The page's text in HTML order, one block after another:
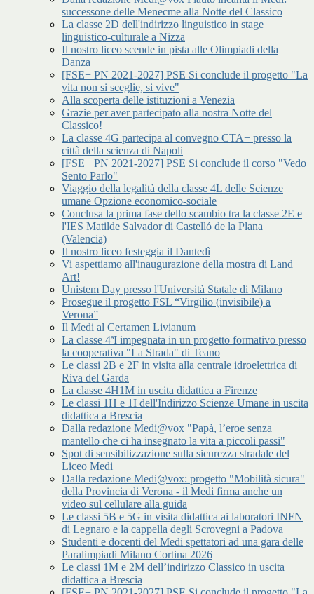
successone delle Menecme alla Notte del Classico
La classe 2D dell'indirizzo linguistico in stage
linguistico-culturale a Nizza
Il nostro liceo scende in pista alle Olimpiadi della
Danza
[FSE+ PN 2021-2027] PSE Si conclude il progetto "La
vita non si sceglie, si vive"
Alla scoperta delle istituzioni a Venezia
Grazie per aver partecipato alla nostra Notte del
Classico!
La classe 4G partecipa al convegno CTA+ presso la
città della scienza di Napoli
[FSE+ PN 2021-2027] PSE Si conclude il corso "Vedo
Sento Parlo"
Viaggio della legalità della classe 4L delle Scienze
umane Opzione economico-sociale
Conclusa la prima fase dello scambio tra la classe 2E e
l'IES Matilde Salvador di Castelló de la Plana
(Valencia)
Il nostro liceo festeggia il Dantedì
Vi aspettiamo all'inaugurazione della mostra di Land
Art!
Unistem Day presso l'Università Statale di Milano
Prosegue il progetto FSL “Virgilio (invisibile) a
Verona”
Il Medi al Certamen Livianum
La classe 4ªI impegnata in un progetto formativo presso
la cooperativa "La Strada" di Teano
Le classi 2B e 2F in visita alla centrale idroelettrica di
Riva del Garda
La classe 4H1M in uscita didattica a Firenze
Le classi 1H e 1I dell'Indirizzo Scienze Umane in uscita
didattica a Brescia
Dalla redazione Medi@vox "Papà, l’eroe senza
mantello che ci ha insegnato la vita a piccoli passi"
Spot di sensibilizzazione sulla sicurezza stradale del
Liceo Medi
Dalla redazione Medi@vox: progetto "Mobilità sicura"
della Provincia di Verona - il Medi firma anche un
video sul cellulare alla guida
Le classi 5B e 5G in visita didattica ai laboratori INFN
di Legnaro e la cappella degli Scrovegni a Padova
Studenti e docenti del Medi spettatori ad una gara delle
Paralimpiadi Milano Cortina 2026
Le classi 1M e 2M dell’indirizzo Classico in uscita
didattica a Brescia